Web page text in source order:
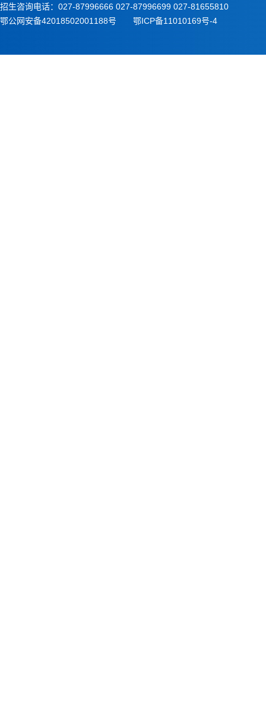
招生咨询电话：027-87996666 027-87996699 027-81655810
鄂公网安备42018502001188号 鄂ICP备11010169号-4